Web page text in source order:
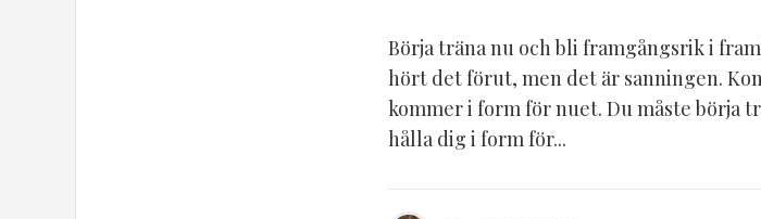
Börja träna nu och bli framgångsrik i
hört det förut, men det är sanningen.
kommer i form för nuet. Du måste börja
hålla dig i form för...